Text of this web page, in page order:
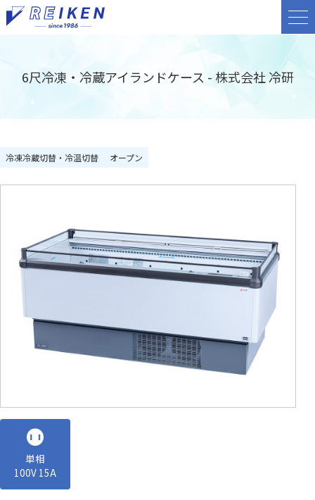
6尺冷凍・冷蔵アイランドケース - 株式会社 冷研
冷凍冷蔵切替・冷温切替 オープン
単相
100V 15A